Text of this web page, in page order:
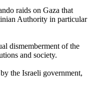
raids on Gaza that
Authority in particular
dismemberment of the
and society.
the Israeli government,